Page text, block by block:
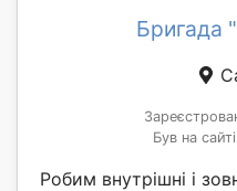
Бригада
Був на
Робим внутрішні і